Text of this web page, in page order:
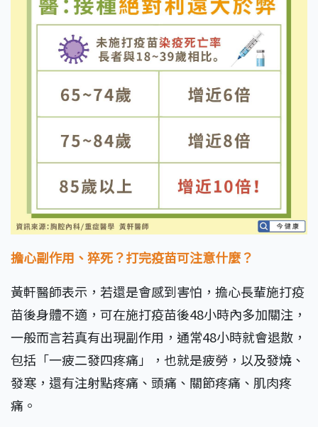
擔心副作用、猝死？打完疫苗可注意什麼？
黃軒醫師表示，若還是會感到害怕，擔心長輩施打疫
苗後身體不適，可在施打疫苗後48小時內多加關注，
一般而言若真有出現副作用，通常48小時就會退散，
包括「一疲二發四疼痛」，也就是疲勞，以及發燒、
發寒，還有注射點疼痛、頭痛、關節疼痛、肌肉疼
痛。